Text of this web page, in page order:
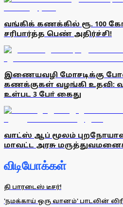
வங்கிக் கணக்கில் ரூ. 100
சரிபார்த்த பெண் அதிர்ச்சி!
இணையவழி மோசடிக்கு
கணக்குகள் வழங்கி உதவி:
உள்பட 3 போ் கைது
வாட்ஸ் ஆப் மூலம்
மாவட்ட அரசு
விடியோக்கள்
தி பாரடைஸ் டீசர்!
'நமக்காய் ஒரு வானம்' பாடலின்